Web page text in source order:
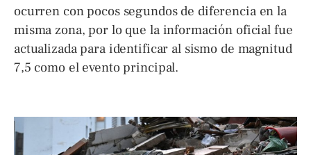
ocurren con pocos segundos de diferencia en la
misma zona, por lo que la información oficial fue
actualizada para identificar al sismo de magnitud
7,5 como el evento principal.